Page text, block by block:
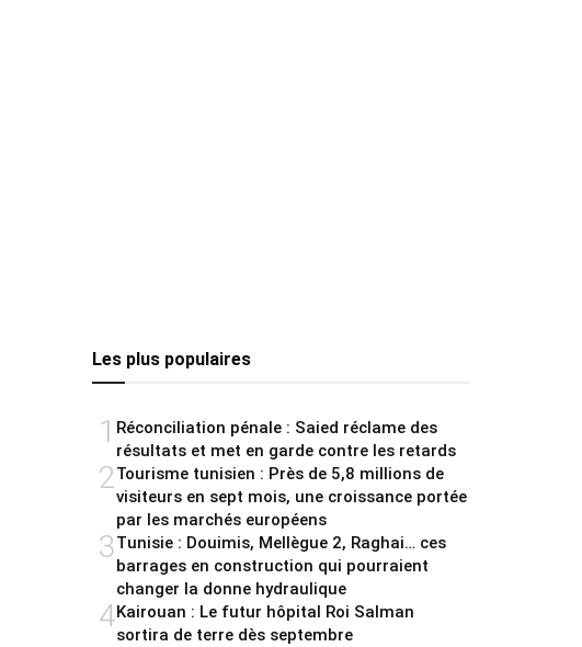
Les plus populaires
1 Réconciliation pénale : Saied réclame des
résultats et met en garde contre les retards
2Tourisme tunisien : Près de 5,8 millions de
visiteurs en sept mois, une croissance portée
par les marchés européens
3Tunisie : Douimis, Mellègue 2, Raghai… ces
barrages en construction qui pourraient
changer la donne hydraulique
4Kairouan : Le futur hôpital Roi Salman
sortira de terre dès septembre